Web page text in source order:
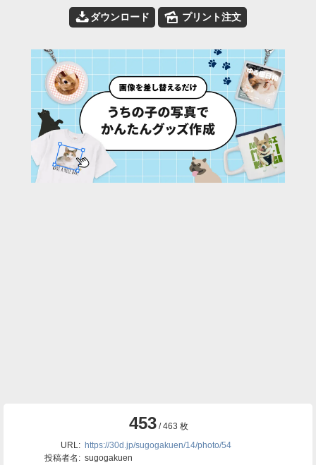
📥ダウンロード 🌄 プリント注文
453/ 463 枚
URL: https://30d.jp/sugogakuen/14/photo/54
投稿者名: sugogakuen